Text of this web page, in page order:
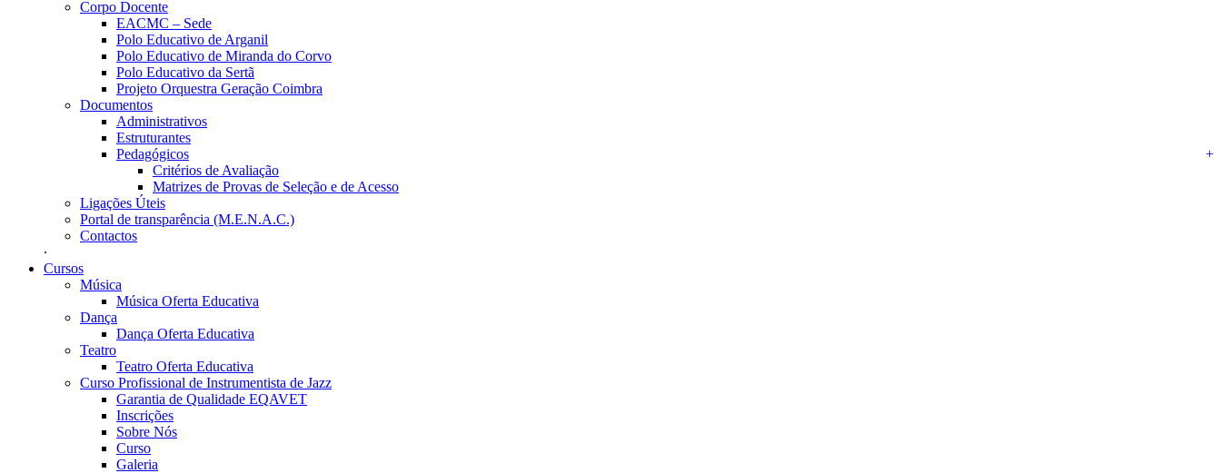
Corpo Docente
EACMC – Sede
Polo Educativo de Arganil
Polo Educativo de Miranda do Corvo
Polo Educativo da Sertã
Projeto Orquestra Geração Coimbra
Documentos
Administrativos
Estruturantes
Pedagógicos
+
Critérios de Avaliação
Matrizes de Provas de Seleção e de Acesso
Ligações Úteis
Portal de transparência (M.E.N.A.C.)
Contactos
Cursos
Música
Música Oferta Educativa
Dança
Dança Oferta Educativa
Teatro
Teatro Oferta Educativa
Curso Profissional de Instrumentista de Jazz
Garantia de Qualidade EQAVET
Inscrições
Sobre Nós
Curso
Galeria